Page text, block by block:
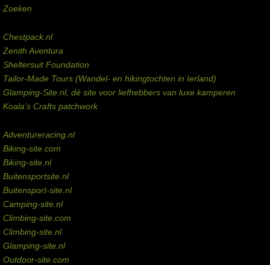
Zoeken
Chestpack.nl
Zenith Aventura
Sheltersuit Foundation
Tailor-Made Tours (Wandel- en hikingtochten in Ierland)
Glamping-Site.nl, dé site voor liefhebbers van luxe kamperen
Koala's Crafts patchwork
Adventureracing.nl
Biking-site.com
Biking-site.nl
Buitensportsite.nl
Buitensport-site.nl
Camping-site.nl
Climbing-site.com
Climbing-site.nl
Glamping-site.nl
Outdoor-site.com